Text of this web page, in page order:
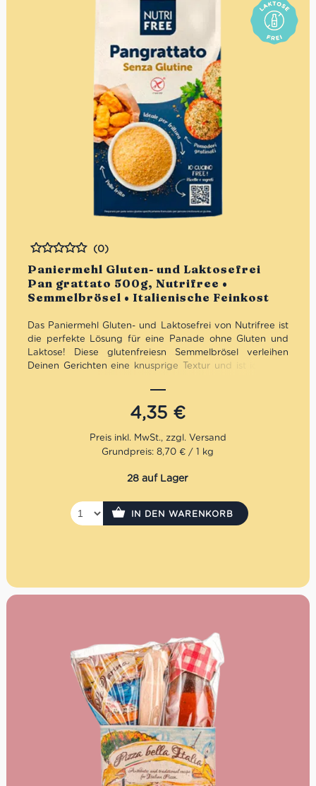
Paniermehl Gluten- und Laktosefrei
Pan grattato 500g, Nutrifree •
Semmelbrösel • Italienische Feinkost
Bewertet
(0)
Das Paniermehl Gluten- und Laktosefrei von Nutrifree ist
die perfekte Lösung für eine Panade ohne Gluten und
Laktose! Diese glutenfreiesn Semmelbrösel verleihen
Deinen Gerichten eine knusprige Textur und ist ideal für
4,35 €
Grundpreis: 8,70 € / 1 kg
28 auf Lager
IN DEN WARENKORB